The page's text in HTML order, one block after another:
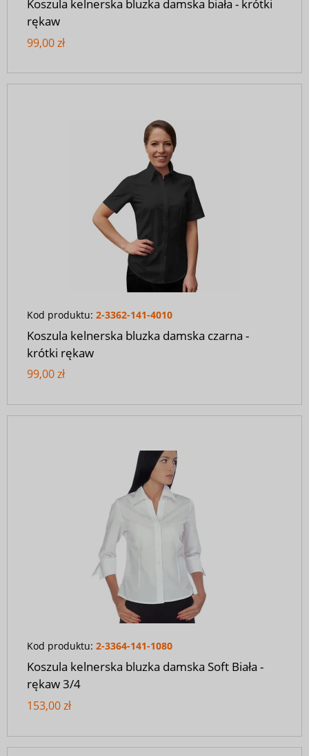
Koszula kelnerska bluzka damska biała - krótki
rękaw
99,00 zł
Kod produktu: 2-3362-141-4010
Koszula kelnerska bluzka damska czarna -
krótki rękaw
99,00 zł
Kod produktu: 2-3364-141-1080
Koszula kelnerska bluzka damska Soft Biała -
rękaw 3/4
153,00 zł